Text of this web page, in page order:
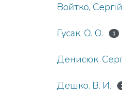
Войтко,
Гусак, О. О. 1
Денисюк,
Дешко, В. И.